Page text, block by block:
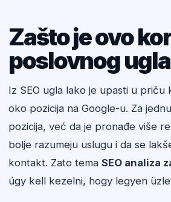
Zašto je ovo
poslovnog ugla
Iz SEO ugla lako je upasti u priču
oko pozicija na Google-u. Za
pozicija, već da je pronađe više
bolje razumeju uslugu i da se
kontakt. Zato tema SEO analiza
úgy kell kezelni, hogy legyen